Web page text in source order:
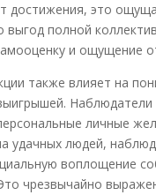
достижения, это
выгод полной
и ощущение
также влияет на
Наблюдатели
личные
удачных людей,
воплощение
чрезвычайно